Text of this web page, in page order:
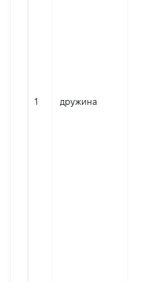
1 дружина